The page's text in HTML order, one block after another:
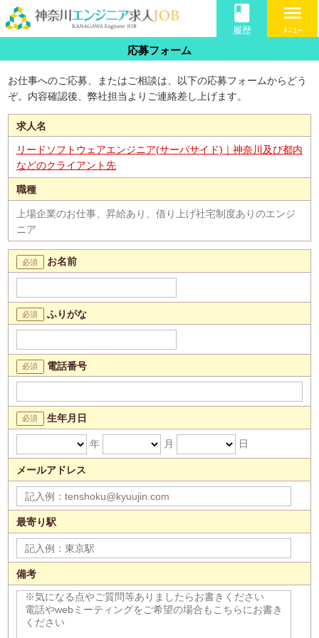
book
履歴
menu
ﾒﾆｭｰ
応募フォーム
お仕事へのご応募、またはご相談は、以下の応募フォームからどう
ぞ。内容確認後、弊社担当よりご連絡差し上げます。
求人名
リードソフトウェアエンジニア(サーバサイド)｜神奈川及び都内
などのクライアント先
職種
上場企業のお仕事、昇給あり、借り上げ社宅制度ありのエンジ
ニア
お名前
ふりがな
電話番号
生年月日
年 月 日
メールアドレス
最寄り駅
備考